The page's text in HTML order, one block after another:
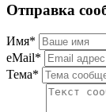
Отправка
Имя*
eMail*
Тема*